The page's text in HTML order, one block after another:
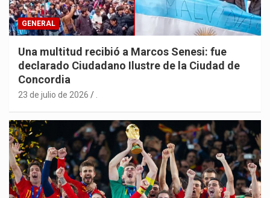
GENERAL
Una multitud recibió a Marcos Senesi: fue
declarado Ciudadano Ilustre de la Ciudad de
Concordia
23 de julio de 2026 .